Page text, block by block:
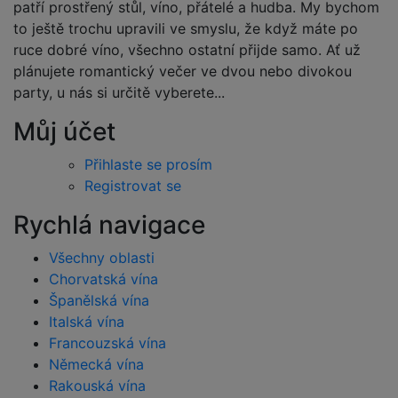
patří prostřený stůl, víno, přátelé a hudba. My bychom
to ještě trochu upravili ve smyslu, že když máte po
ruce dobré víno, všechno ostatní přijde samo. Ať už
plánujete romantický večer ve dvou nebo divokou
party, u nás si určitě vyberete...
Můj účet
Přihlaste se prosím
Registrovat se
Rychlá navigace
Všechny oblasti
Chorvatská vína
Španělská vína
Italská vína
Francouzská vína
Německá vína
Rakouská vína